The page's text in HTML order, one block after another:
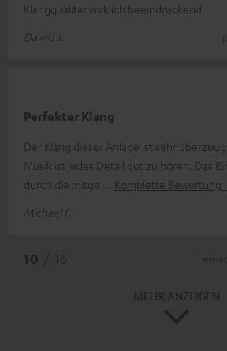
Klangqualität wirklich beeindruckend.
Dawid J.
Perfekter Klang
Der Klang dieser Anlage ist sehr
Musik ist jedes Detail gut zu hören. Das
durch die mitge
Komplette Bewertung
Michael F.